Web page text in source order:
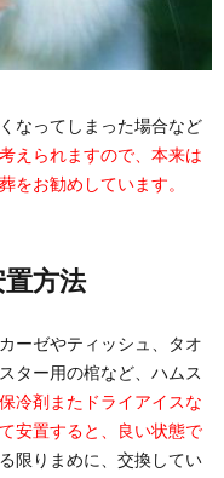
なってしまった場合など
えられますので、本来は
をお勧めしています。
方法
ーゼやティッシュ、タオ
ター用の棺など、ハムス
冷剤またドライアイスな
安置すると、良い状態で
限りまめに、交換してい